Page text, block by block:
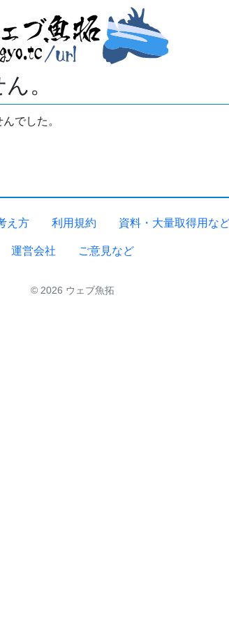
。
でした。
え方 利用規約 資料・大量取得用な
運営会社 ご意見など
© 2026 ウェブ魚拓